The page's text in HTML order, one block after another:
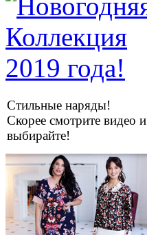
Стильные наряды!
Скорее смотрите видео и
выбирайте!